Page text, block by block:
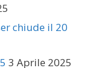
chiude il 20
3 Aprile 2025